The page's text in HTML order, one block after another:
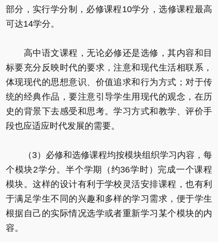
部分，实行学分制，必修课程10学分，选修课程最高
可达14学分。
高中语文课程，无论必修还是选修，其内容和目
标要充分反映时代的要求，注意和现代生活相联系，
体现现代的思想意识、价值追求和行为方式；对于传
统的经典作品，要注意引导学生用现代的观念，在历
史的背景下去感受和思考。学习方式和教学、评价手
段也应适应时代发展的需要。
（3）必修和选修课程均按模块组织学习内容，每
个模块2学分。半个学期（约36学时）完成一个课程
模块。这样的设计有利于学校灵活安排课程，也有利
于满足学生不同的兴趣和多样的学习需求，便于学生
根据自己的实际情况选学或者重新学习某个模块的内
容。